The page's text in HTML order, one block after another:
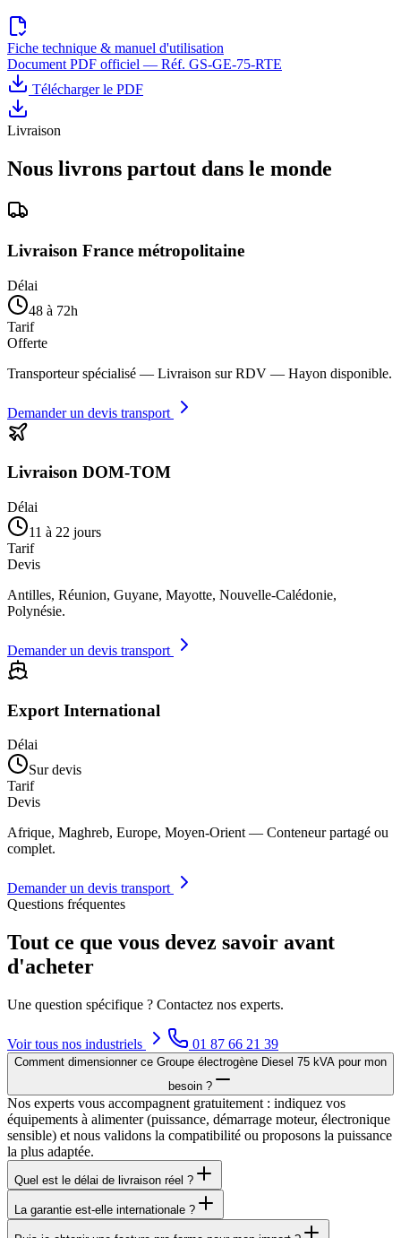
Fiche technique & manuel d'utilisation
Document PDF officiel — Réf. GS-GE-75-RTE
Télécharger le PDF
Livraison
Nous livrons partout dans le monde
Livraison France métropolitaine
Délai
48 à 72h
Tarif
Offerte
Transporteur spécialisé — Livraison sur RDV — Hayon disponible.
Demander un devis transport
Livraison DOM-TOM
Délai
11 à 22 jours
Tarif
Devis
Antilles, Réunion, Guyane, Mayotte, Nouvelle-Calédonie,
Polynésie.
Demander un devis transport
Export International
Délai
Sur devis
Tarif
Devis
Afrique, Maghreb, Europe, Moyen-Orient — Conteneur partagé ou
complet.
Demander un devis transport
Questions fréquentes
Tout ce que vous devez savoir avant
d'acheter
Une question spécifique ? Contactez nos experts.
Voir tous nos industriels 01 87 66 21 39
Comment dimensionner ce Groupe électrogène Diesel 75 kVA pour mon
besoin ?
Nos experts vous accompagnent gratuitement : indiquez vos
équipements à alimenter (puissance, démarrage moteur, électronique
sensible) et nous validons la compatibilité ou proposons la puissance
la plus adaptée.
Quel est le délai de livraison réel ?
La garantie est-elle internationale ?